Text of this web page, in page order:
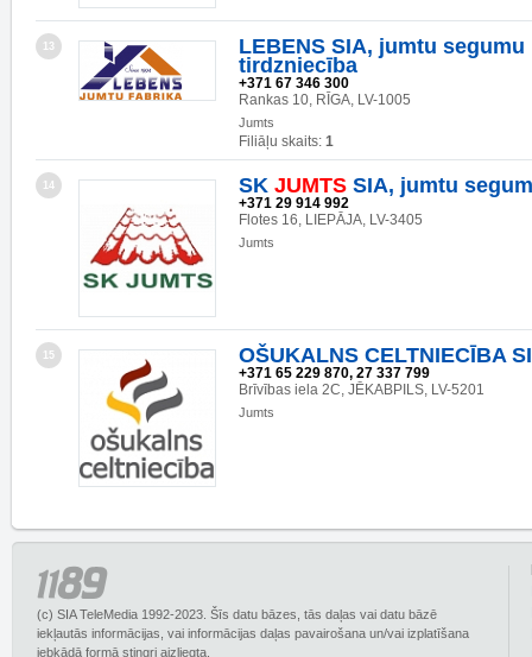
13
LEBENS SIA, jumtu
tirdzniecība
+371 67 346 300
Rankas 10, RĪGA, LV-1005
Jumts
Filiāļu skaits: 1
14 SK JUMTS SIA, jumtu
+371 29 914 992
Flotes 16, LIEPĀJA, LV-3405
Jumts
15 OŠUKALNS CELTNIECĪBA
+371 65 229 870, 27 337 799
Brīvības iela 2C, JĒKABPILS, LV-5201
Jumts
(c) SIA TeleMedia 1992-2023. Šīs datu bāzes, tās daļas vai datu bāzē
iekļautās informācijas, vai informācijas daļas pavairošana un/vai izplatīšana
jebkādā formā stingri aizliegta.